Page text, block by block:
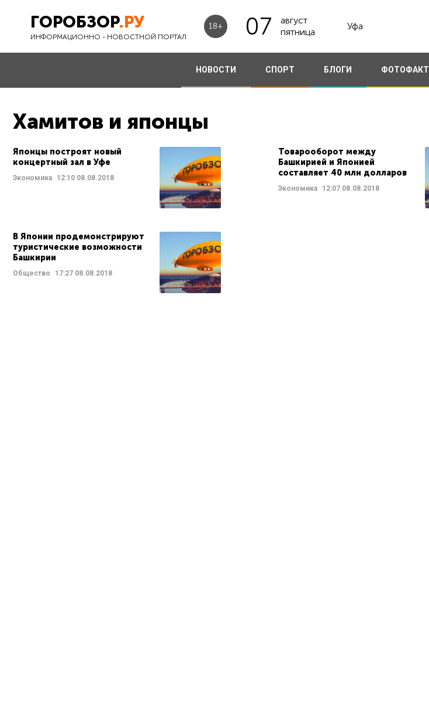
ГОРОБЗОР.РУ
ИНФОРМАЦИОННО - НОВОСТНОЙ ПОРТАЛ
18+ 07
август
пятница
Уфа
НОВОСТИ СПОРТ БЛОГИ ФОТОФАКТ
Хамитов и японцы
Японцы построят новый
концертный зал в Уфе
Экономика 12:10 08.08.2018
Товарооборот между
Башкирией и Японией
составляет 40 млн долларов
Экономика 12:0708.08.2018
В Японии продемонстрируют
туристические возможности
Башкирии
Общество 17:27 08.08.2018